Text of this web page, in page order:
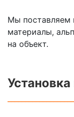
Мы поставляем
материалы,
на объект.
Установка